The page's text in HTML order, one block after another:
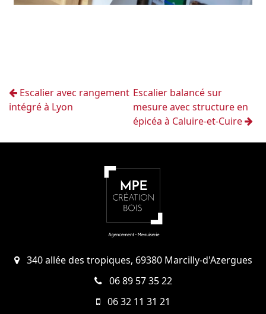
Escalier avec rangement
intégré à Lyon
Escalier balancé sur
mesure avec structure en
épicéa à Caluire-et-Cuire
340 allée des tropiques, 69380 Marcilly-d'Azergues
06 89 57 35 22
06 32 11 31 21